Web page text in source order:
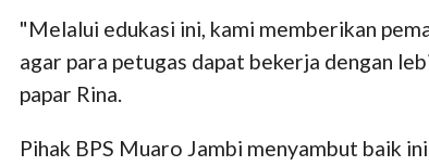
"Melalui edukasi ini, kami memberikan
agar para petugas dapat bekerja dengan
papar Rina.
Pihak BPS Muaro Jambi menyambut baik